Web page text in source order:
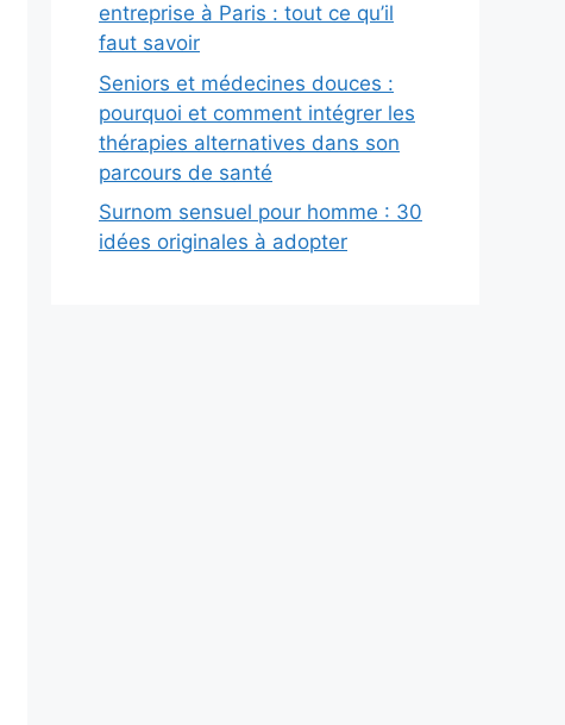
entreprise à Paris : tout ce qu’il
faut savoir
Seniors et médecines douces :
pourquoi et comment intégrer les
thérapies alternatives dans son
parcours de santé
Surnom sensuel pour homme : 30
idées originales à adopter